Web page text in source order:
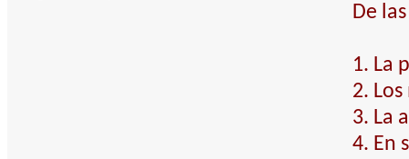
De
1. La
2.
3. La
4. En